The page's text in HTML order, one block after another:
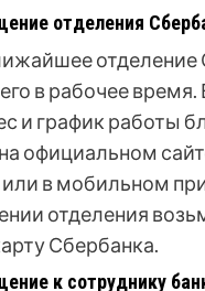
отделения
отделение
в рабочее
и график работы
официальном
в мобильном
отделения
Сбербанка.
к сотруднику